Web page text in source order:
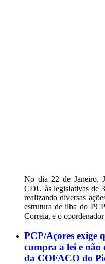
No dia 22 de Janeiro,
CDU às legislativas de
realizando diversas
estrutura de ilha do
Correia, e o
PCP/Açores exige
cumpra a lei e não
da COFACO do